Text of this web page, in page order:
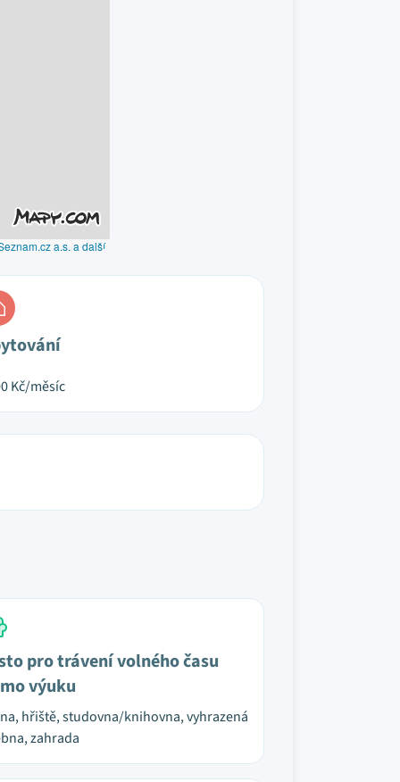
a.s. a další
Kč/měsíc
pro trávení volného času
výuku
hřiště, studovna/knihovna, vyhrazená
zahrada